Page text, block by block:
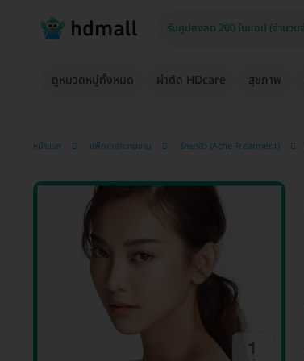
ดูหมวดหมู่ทั้งหมด ผ่าตัด HDcare สุขภาพ
หน้าแรก แพ็กเกจความงาม รักษาสิว (Acne Treatment)